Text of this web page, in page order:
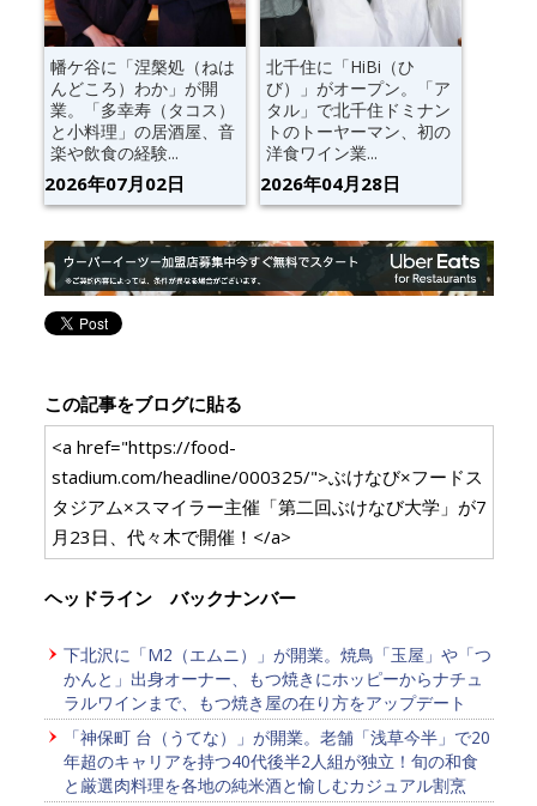
幡ケ谷に「涅槃処（ねは
んどころ）わか」が開
業。「多幸寿（タコス）
と小料理」の居酒屋、音
楽や飲食の経験...
2026年07月02日
北千住に「HiBi（ひ
び）」がオープン。「ア
タル」で北千住ドミナン
トのトーヤーマン、初の
洋食ワイン業...
2026年04月28日
この記事をブログに貼る
<a href="https://food-
stadium.com/headline/000325/">ぶけなび×フードス
タジアム×スマイラー主催「第二回ぶけなび大学」が7
月23日、代々木で開催！</a>
ヘッドライン バックナンバー
下北沢に「M2（エムニ）」が開業。焼鳥「玉屋」や「つ
かんと」出身オーナー、もつ焼きにホッピーからナチュ
ラルワインまで、もつ焼き屋の在り方をアップデート
「神保町 台（うてな）」が開業。老舗「浅草今半」で20
年超のキャリアを持つ40代後半2人組が独立！旬の和食
と厳選肉料理を各地の純米酒と愉しむカジュアル割烹